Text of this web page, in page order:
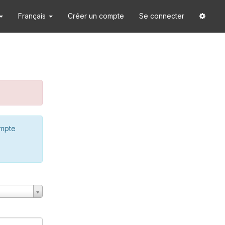
Français Créer un compte Se connecter